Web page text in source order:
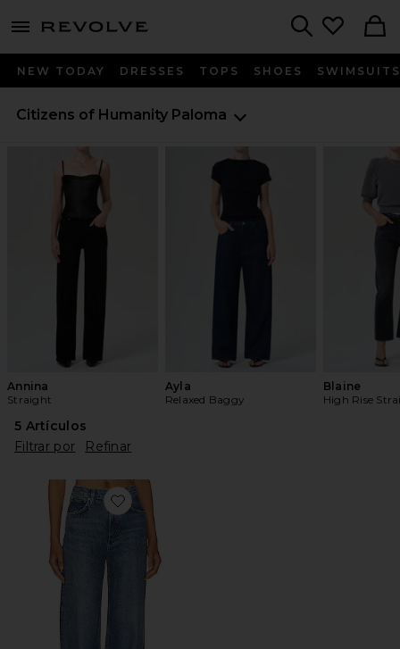
menu - shows more content
NEW TODAY DRESSES TOPS SHOES SWIMSUITS
Citizens of Humanity Paloma
Annina
Straight
Ayla
Relaxed Baggy
Blaine
High Rise
5 Artículos
Filtrar por
Refinar
Favorite HOLGADO(A) PALOMA